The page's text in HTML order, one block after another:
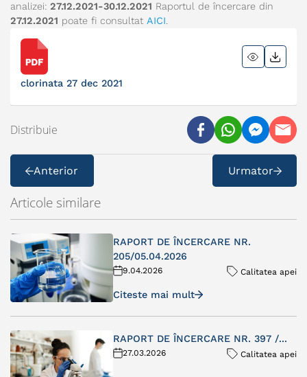
analizei: 27.12.2021-30.12.2021 Raportul de încercare din
27.12.2021 poate fi consultat AICI
clorinata 27 dec 2021
Distribuie
Anterior Urmator
Articole similare
RAPORT DE ÎNCERCARE NR.
205/05.04.2026
9.04.2026 Calitatea apei
Citeste mai mult
RAPORT DE ÎNCERCARE NR. 397 /...
27.03.2026 Calitatea apei